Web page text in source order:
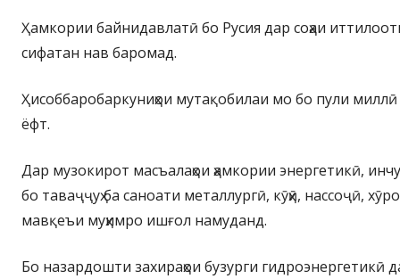
Ҳамкории байнидавлатӣ бо Русия дар соҳаи
сифатан нав баромад.
Ҳисоббаробаркуниҳои мутақобилаи мо бо пули
ёфт.
Дар музокирот масъалаҳои ҳамкории энергетикӣ,
бо таваҷҷуҳ ба саноати металлургӣ, кӯҳӣ, нассоҷӣ,
мавқеъи муҳимро ишғол намуданд.
Бо назардошти захираҳои бузурги гидроэнергетикӣ